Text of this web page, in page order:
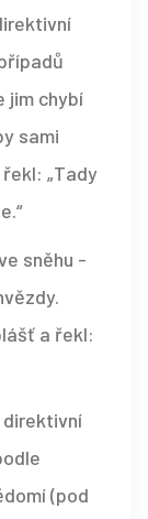
jim chybí
sami
„Tady
sněhu -
a řekl:
direktivní
(pod